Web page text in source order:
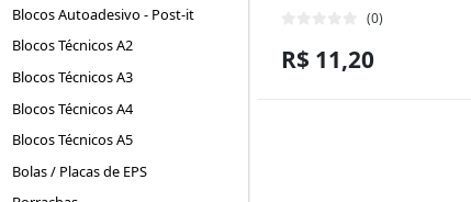
Blocos Autoadesivo - Post-it
Blocos Técnicos A2
Blocos Técnicos A3
Blocos Técnicos A4
Blocos Técnicos A5
Bolas / Placas de EPS
(0)
R$ 11,20